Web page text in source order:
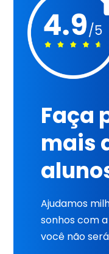
Faça
mais
Ajudamos
sonhos com
você não